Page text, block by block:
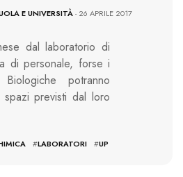
E UNIVERSITÀ- 26 APRILE 2017
dal laboratorio di
di personale, forse i
potranno
spazi previsti dal loro
#LABORATORI #UP